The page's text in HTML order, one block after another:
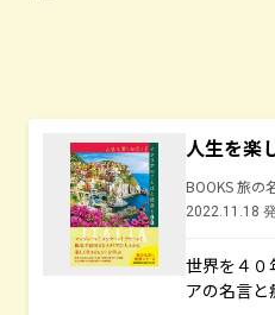
人生を楽
BOOKS 旅の
2022.11.18
世界を４０
アの名言と